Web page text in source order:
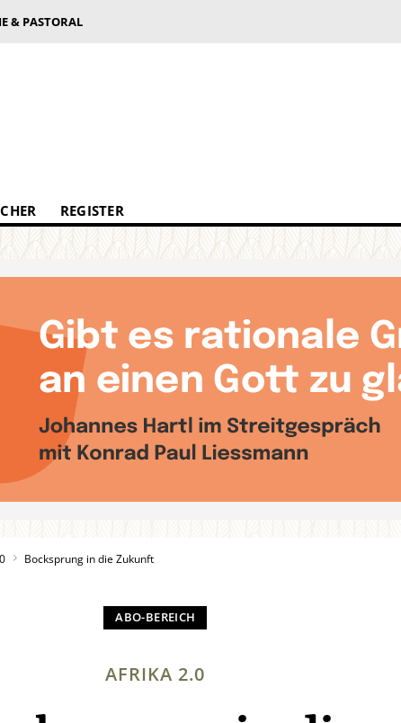
& PASTORAL
REGISTER
Bocksprung in die Zukunft
AFRIKA 2.0